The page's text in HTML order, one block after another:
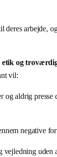
deres arbejde,
og
vil:
og aldrig presse
negative
vejledning uden